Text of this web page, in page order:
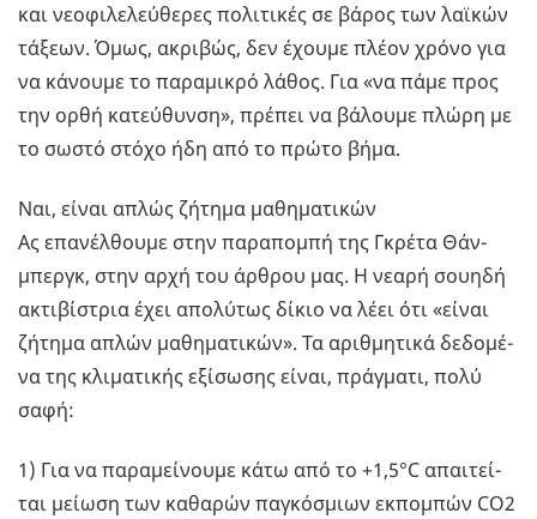
και νε­ο­φι­λε­λεύ­θε­ρες πο­λι­τι­κές σε βάρος των λαϊ­κών
τά­ξε­ων. Όμως, ακρι­βώς, δεν έχου­με πλέον χρόνο για
να κά­νου­με το πα­ρα­μι­κρό λάθος. Για «να πάμε προς
την ορθή κα­τεύ­θυν­ση», πρέ­πει να βά­λου­με πλώρη με
το σωστό στόχο ήδη από το πρώτο βήμα.
Ναι, είναι απλώς ζή­τη­μα μα­θη­μα­τι­κών
Ας επα­νέλ­θου­με στην πα­ρα­πο­μπή της Γκρέ­τα Θάν­
μπεργκ, στην αρχή του άρ­θρου μας. Η νεαρή σου­η­δή
ακτι­βί­στρια έχει απο­λύ­τως δίκιο να λέει ότι «είναι
ζή­τη­μα απλών μα­θη­μα­τι­κών». Τα αριθ­μη­τι­κά δε­δο­μέ­
να της κλι­μα­τι­κής εξί­σω­σης είναι, πράγ­μα­τι, πολύ
σαφή:
1) Για να πα­ρα­μεί­νου­με κάτω από το +1,5°C απαι­τεί­
ται μεί­ω­ση των κα­θα­ρών πα­γκό­σμιων εκ­πο­μπών CO2